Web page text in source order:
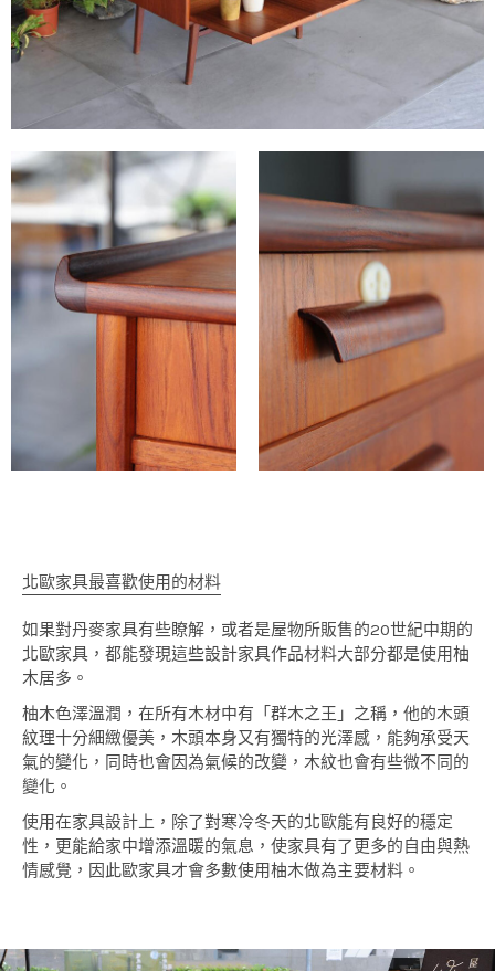
北歐家具最喜歡使用的材料
如果對丹麥家具有些瞭解，或者是屋物所販售的20世紀中期的
北歐家具，都能發現這些設計家具作品材料大部分都是使用柚
木居多。
柚木色澤溫潤，在所有木材中有「群木之王」之稱，他的木頭
紋理十分細緻優美，木頭本身又有獨特的光澤感，能夠承受天
氣的變化，同時也會因為氣候的改變，木紋也會有些微不同的
變化。
使用在家具設計上，除了對寒冷冬天的北歐能有良好的穩定
性，更能給家中增添溫暖的氣息，使家具有了更多的自由與熱
情感覺，因此歐家具才會多數使用柚木做為主要材料。